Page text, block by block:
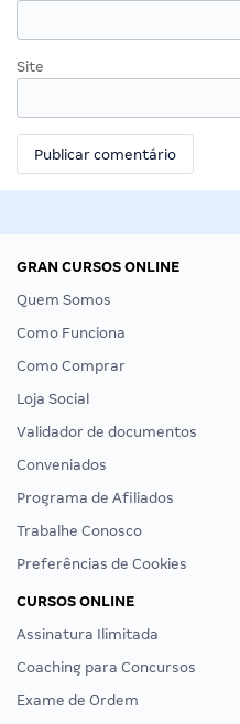
Site
GRAN CURSOS ONLINE
Quem Somos
Como Funciona
Como Comprar
Loja Social
Validador de documentos
Conveniados
Programa de Afiliados
Trabalhe Conosco
Preferências de Cookies
CURSOS ONLINE
Assinatura Ilimitada
Coaching para Concursos
Exame de Ordem